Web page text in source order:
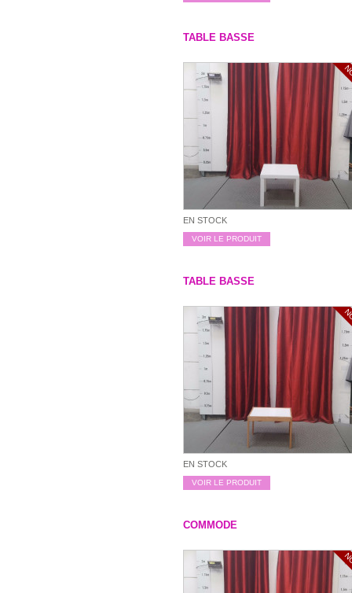
TABLE BASSE
EN STOCK
VOIR LE PRODUIT
TABLE BASSE
EN STOCK
VOIR LE PRODUIT
COMMODE